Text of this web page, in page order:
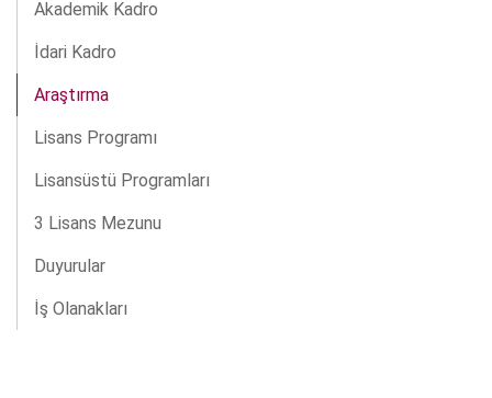
Akademik Kadro
İdari Kadro
Araştırma
Lisans Programı
Lisansüstü Programları
3 Lisans Mezunu
Duyurular
İş Olanakları